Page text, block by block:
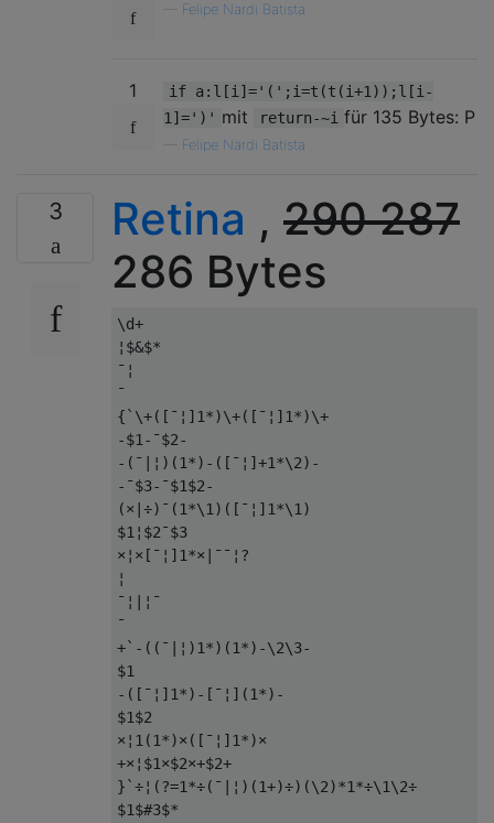
Felipe Nardi Batista
1
if a:l[i]='(';i=t(t(i+1));l[i-
1]=')' mit return-~i für 135 Bytes: P
Felipe Nardi Batista
3 Retina , 290287
286 Bytes
\d+
¦$&$*
¯¦
¯
{`\+([¯¦]1*)\+([¯¦]1*)\+
-$1-¯$2-
-(¯|¦)(1*)-([¯¦]+1*\2)-
-¯$3-¯$1$2-
(×|÷)¯(1*\1)([¯¦]1*\1)
$1¦$2¯$3
×¦×[¯¦]1*×|¯¯¦?
¦
¯¦|¦¯
¯
+`-((¯|¦)1*)(1*)-\2\3-
$1
-([¯¦]1*)-[¯¦](1*)-
$1$2
×¦1(1*)×([¯¦]1*)×
+×¦$1×$2×+$2+
}`÷¦(?=1*÷(¯|¦)(1+)÷)(\2)*1*÷\1\2÷
$1$#3$*